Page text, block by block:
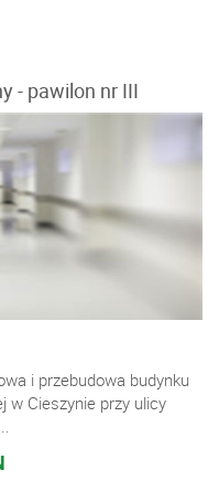
- pawilon nr III
i przebudowa budynku
w Cieszynie przy ulicy